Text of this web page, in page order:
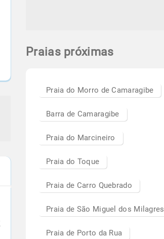
Praias próximas
Praia do Morro de Camaragibe
Barra de Camaragibe
Praia do Marcineiro
Praia do Toque
Praia de Carro Quebrado
Praia de São Miguel dos Milagres
Praia de Porto da Rua